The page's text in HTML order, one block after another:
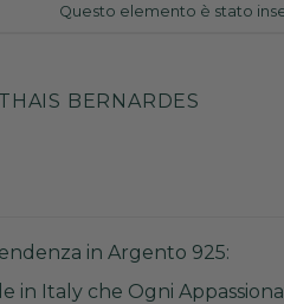
Questo elemento è stato
THAIS BERNARDES
in Argento 925:
in Italy che Ogni